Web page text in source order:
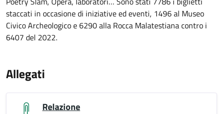
staccati in occasione di iniziative ed eventi, 1496 al Museo
Civico Archeologico e 6290 alla Rocca Malatestiana contro i
6407 del 2022.
Allegati
Relazione